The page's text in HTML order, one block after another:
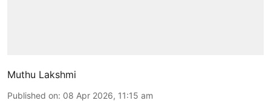
Muthu Lakshmi
Published on: 08 Apr 2026, 11:15 am